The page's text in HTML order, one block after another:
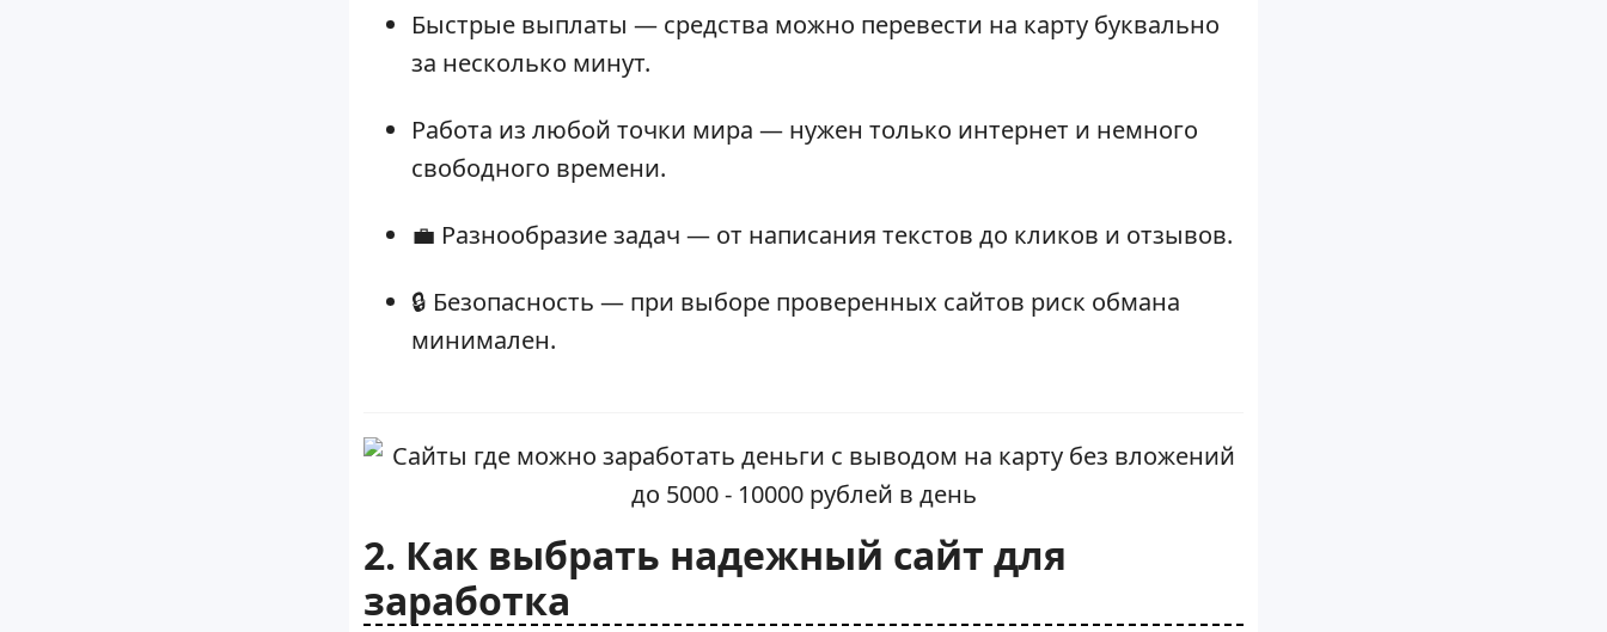
Быстрые выплаты — средства можно перевести на карту буквально
за несколько минут.
Работа из любой точки мира — нужен только интернет и немного
свободного времени.
💼 Разнообразие задач — от написания текстов до кликов и отзывов.
🔒 Безопасность — при выборе проверенных сайтов риск обмана
минимален.
2. Как выбрать надежный сайт для
заработка